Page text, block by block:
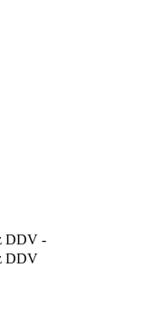
DDV -
DDV